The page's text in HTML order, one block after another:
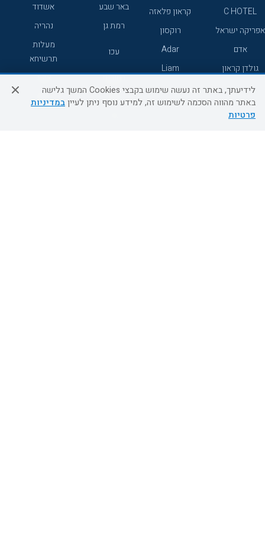
C HOTEL
קראון פלאזה
אפריקה ישראל
רוקסון
אדם
Adar
גולדן קראון
Liam
באר שבע
אשדוד
רמת גן
נהריה
עכו
מעלות
תרשיחא
רחובות
צפת
חדרה
דרום
לידיעתך, באתר זה נעשה שימוש בקבצי Cookies המשך גלישה
באתר מהווה הסכמה לשימוש זה, למידע נוסף ניתן לעייןבמדיניות
פרטיות